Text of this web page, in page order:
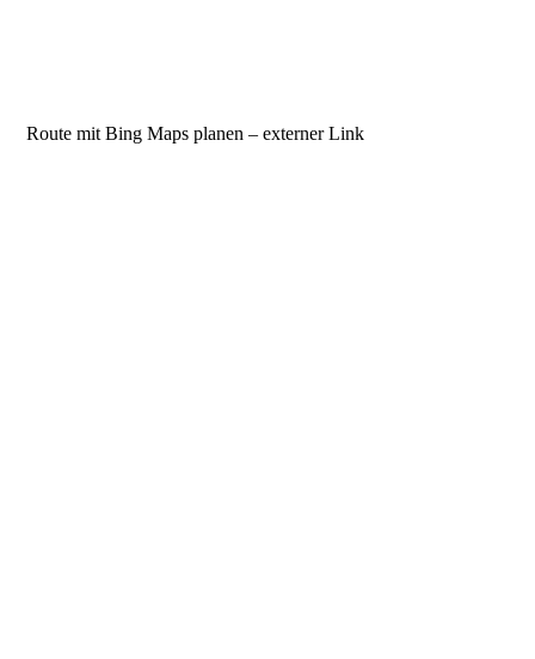
Route mit Bing Maps planen – externer Link